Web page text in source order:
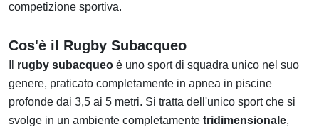
competizione sportiva.
Cos'è il Rugby Subacqueo
rugby subacqueo è uno sport di squadra unico nel suo
genere, praticato completamente in apnea in piscine
profonde dai 3,5 ai 5 metri. Si tratta dell'unico sport che si
svolge in un ambiente completamente tridimensionale,